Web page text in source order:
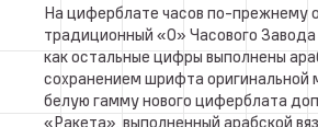
На циферблате часов по-прежнему
традиционный «0» Часового
как остальные цифры выполнены
сохранением шрифта оригинальной
белую гамму нового циферблата
«Ракета», выполненный арабской